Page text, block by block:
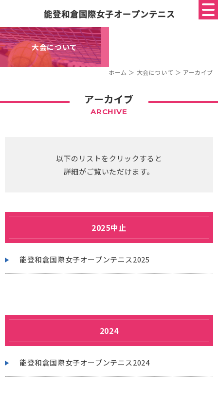
大会について
ホーム ＞ 大会について ＞ アーカイブ
アーカイブ
ARCHIVE
以下のリストをクリックすると
詳細がご覧いただけます。
2025中止
能登和倉国際女子オープンテニス2025
2024
能登和倉国際女子オープンテニス2024